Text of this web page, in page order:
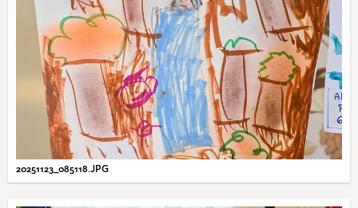
20251123_085118.JPG